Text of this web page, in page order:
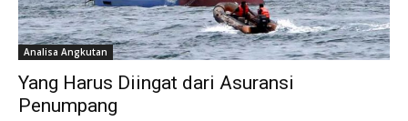
Analisa Angkutan
Yang Harus Diingat dari Asuransi
Penumpang